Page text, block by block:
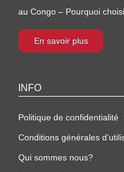
au Congo – Pourquoi
En savoir plus
INFO
Politique de confidentialité
Conditions générales
Qui sommes nous?